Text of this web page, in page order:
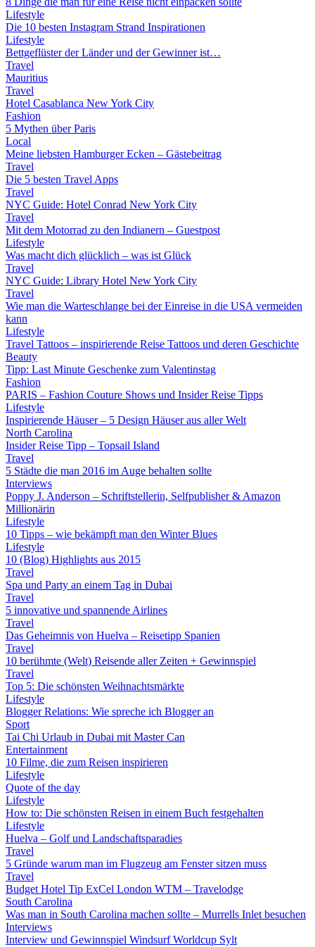
Lifestyle
Die 10 besten Instagram Strand Inspirationen
Lifestyle
Bettgeflüster der Länder und der Gewinner ist…
Travel
Mauritius
Travel
Hotel Casablanca New York City
Fashion
5 Mythen über Paris
Local
Meine liebsten Hamburger Ecken – Gästebeitrag
Travel
Die 5 besten Travel Apps
Travel
NYC Guide: Hotel Conrad New York City
Travel
Mit dem Motorrad zu den Indianern – Guestpost
Lifestyle
Was macht dich glücklich – was ist Glück
Travel
NYC Guide: Library Hotel New York City
Travel
Wie man die Warteschlange bei der Einreise in die USA vermeiden
kann
Lifestyle
Travel Tattoos – inspirierende Reise Tattoos und deren Geschichte
Beauty
Tipp: Last Minute Geschenke zum Valentinstag
Fashion
PARIS – Fashion Couture Shows und Insider Reise Tipps
Lifestyle
Inspirierende Häuser – 5 Design Häuser aus aller Welt
North Carolina
Insider Reise Tipp – Topsail Island
Travel
5 Städte die man 2016 im Auge behalten sollte
Interviews
Poppy J. Anderson – Schriftstellerin, Selfpublisher & Amazon
Millionärin
Lifestyle
10 Tipps – wie bekämpft man den Winter Blues
Lifestyle
10 (Blog) Highlights aus 2015
Travel
Spa und Party an einem Tag in Dubai
Travel
5 innovative und spannende Airlines
Travel
Das Geheimnis von Huelva – Reisetipp Spanien
Travel
10 berühmte (Welt) Reisende aller Zeiten + Gewinnspiel
Travel
Top 5: Die schönsten Weihnachtsmärkte
Lifestyle
Blogger Relations: Wie spreche ich Blogger an
Sport
Tai Chi Urlaub in Dubai mit Master Can
Entertainment
10 Filme, die zum Reisen inspirieren
Lifestyle
Quote of the day
Lifestyle
How to: Die schönsten Reisen in einem Buch festgehalten
Lifestyle
Huelva – Golf und Landschaftsparadies
Travel
5 Gründe warum man im Flugzeug am Fenster sitzen muss
Travel
Budget Hotel Tip ExCel London WTM – Travelodge
South Carolina
Was man in South Carolina machen sollte – Murrells Inlet besuchen
Interviews
Interview und Gewinnspiel Windsurf Worldcup Sylt